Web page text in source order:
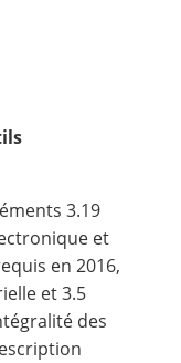
3.19
et
en 2016,
et 3.5
des